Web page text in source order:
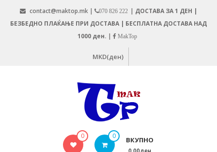
content
contact@maktop.mk | 070 826 222 | ДОСТАВА ЗА 1 ДЕН |
БЕЗБЕДНО ПЛАЌАЊЕ ПРИ ДОСТАВА | БЕСПЛАТНА ДОСТАВА НАД
1000 ден. | MakTop
MKD(ден)
MAKTOP.MK
0 0 ВКУПНО